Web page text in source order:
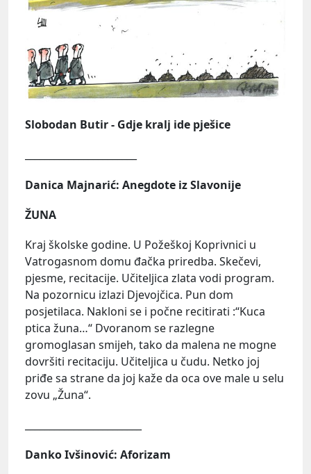
Slobodan Butir - Gdje kralj ide pješice
Danica Majnarić: Anegdote iz Slavonije
ŽUNA
Kraj školske godine. U Požeškoj Koprivnici u
Vatrogasnom domu đačka priredba. Skečevi,
pjesme, recitacije. Učiteljica zlata vodi program.
Na pozornicu izlazi Djevojčica. Pun dom
posjetilaca. Nakloni se i počne recitirati :“Kuca
ptica žuna…“ Dvoranom se razlegne
gromoglasan smijeh, tako da malena ne mogne
dovršiti recitaciju. Učiteljica u čudu. Netko joj
priđe sa strane da joj kaže da oca ove male u selu
zovu „Žuna“.
Danko Ivšinović: Aforizam